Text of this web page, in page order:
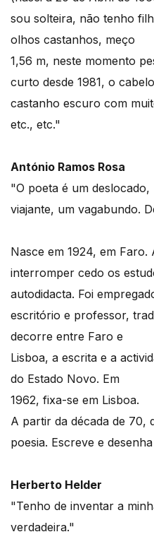
sou solteira, não tenho
olhos castanhos, meço
1,56 m, neste momento
curto desde 1981, o
castanho escuro com
etc., etc."
António Ramos Rosa
"O poeta é um deslocado,
viajante, um vagabundo.
Nasce em 1924, em
interromper cedo os
autodidacta. Foi
escritório e professor,
decorre entre Faro e
Lisboa, a escrita e a
do Estado Novo. Em
1962, fixa-se em Lisboa.
A partir da década de 70,
poesia. Escreve e
Herberto Helder
"Tenho de inventar a
verdadeira."